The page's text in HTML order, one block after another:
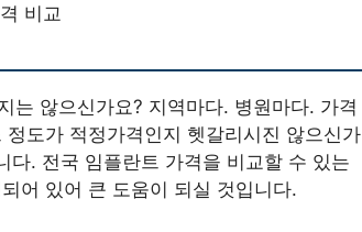
비교
는 않으신가요? 지역마다. 병원마다. 가격
도가 적정가격인지 헷갈리시진 않으신가
다. 전국 임플란트 가격을 비교할 수 있는
어 있어 큰 도움이 되실 것입니다.